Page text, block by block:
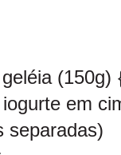
em
separadas)